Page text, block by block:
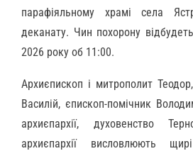
парафіяльному храмі села
деканату. Чин похорону
2026 року об 11:00.
Архиєпископ і митрополит
Василій, єпископ-помічник
архиєпархії, духовенство
архиєпархії висловлюють